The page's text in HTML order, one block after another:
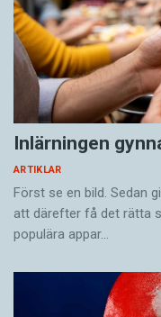
Inlärningen
ARTIKLAR
Först se en bild. Sedan
att därefter få det rätta
populära appar…